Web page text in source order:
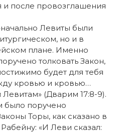
после провозглашения
Левиты были
но и в
плане. Именно
толковать Закон,
будет для тебя
кровью и кровью…
(Дварим 17:8-9).
было поручено
Торы, как сказано в
«И Леви сказал: